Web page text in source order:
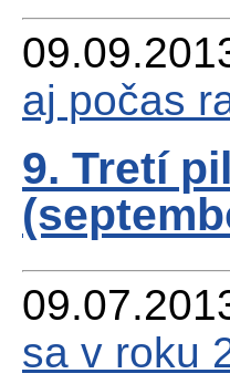
aj počas
9. Tretí
sa v roku